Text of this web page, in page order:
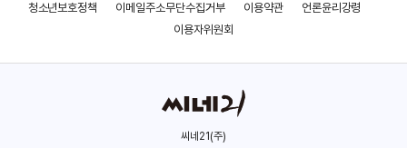
청소년보호정책
이메일주소무단수집거부 이용약관
언론윤리강령
이용자위원회
씨네21(주)